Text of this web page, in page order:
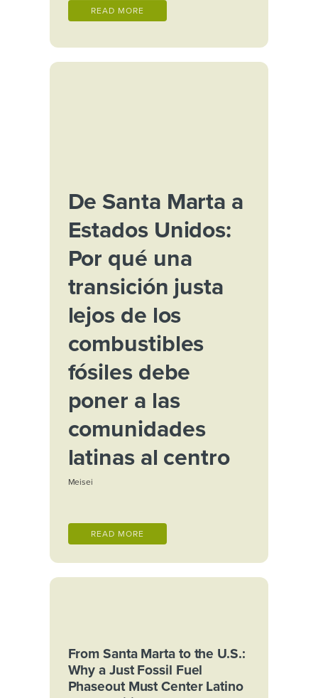
READ MORE
De Santa Marta a
Estados Unidos:
Por qué una
transición justa
lejos de los
combustibles
fósiles debe
poner a las
comunidades
latinas al centro
Meisei
Por Irene Burga, Directora de
GreenLatinos
habíamos visto antes: una
conferencia global enfocada en
cómo dejar los combustibles fósiles
READ MORE
From Santa Marta to the U.S.:
Why a Just Fossil Fuel
Phaseout Must Center Latino